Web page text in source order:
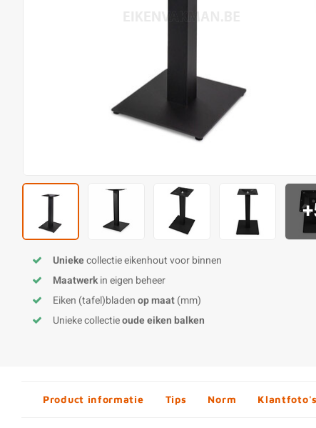
Uniekecollectie eikenhout voor binnen
Maatwerkin eigen beheer
Eiken (tafel)bladenop maat(mm)
Unieke collectieoude eiken balken
Product informatie Tips Norm Klantfoto's